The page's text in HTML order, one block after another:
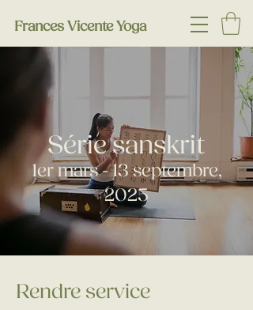
Frances Vicente Yoga
Série sanskrit
1er mars - 13 septembre,
2025
Rendre service